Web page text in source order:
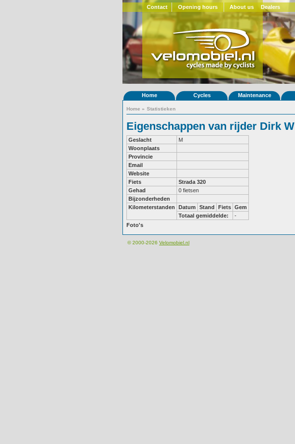
Contact Opening hours About us Dealers
Home Cycles Maintenance
Home » Statistieken
Eigenschappen van rijder Dirk W
Geslacht
M
Woonplaats
Provincie
Email
Website
Fiets
Strada 320
Gehad
0 fietsen
Bijzonderheden
Kilometerstanden
Datum Stand Fiets Gem
Totaal gemiddelde:
-
Foto's
© 2000-2026 Velomobiel.nl